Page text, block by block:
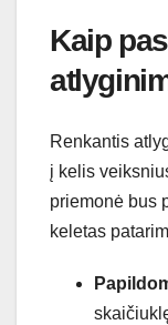
Kaip
Renkantis
į kelis
priemonė bus
keletas